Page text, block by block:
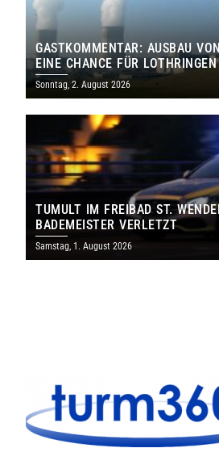
GASTKOMMENTAR: AUSBAU
EINE CHANCE FÜR
SAARLAND
Sonntag, 2. August 2026
TUMULT IM FREIBAD ST.
BADEMEISTER VERLETZT
Samstag, 1. August 2026